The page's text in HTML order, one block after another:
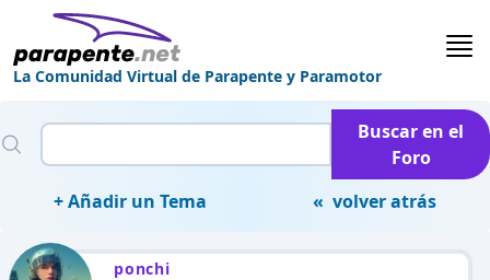
La Comunidad Virtual de Parapente y Paramotor
Buscar en el
Foro
+ Añadir un Tema
« volver atrás
ponchi